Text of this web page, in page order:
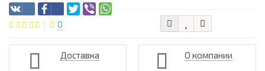
0
Доставка О компании